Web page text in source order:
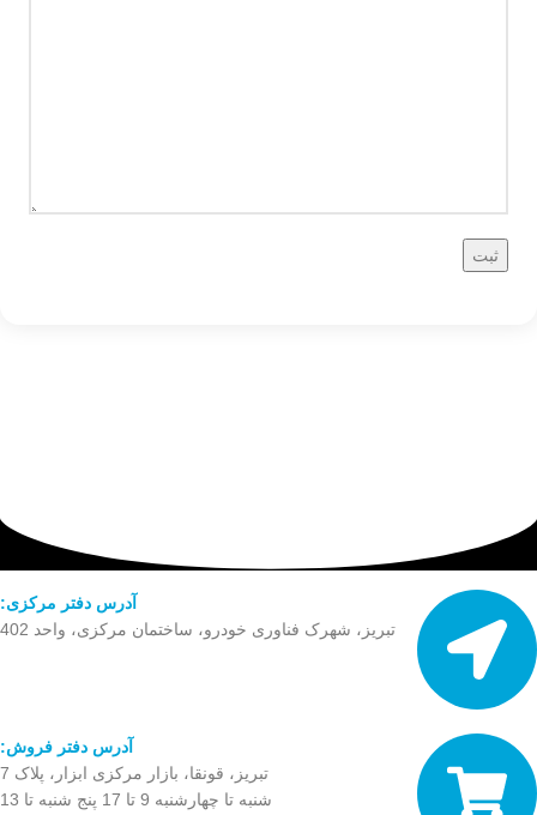
آدرس دفتر مرکزی:
تبریز، شهرک فناوری خودرو، ساختمان مرکزی، واحد 402
آدرس دفتر فروش:
تبریز، قونقا، بازار مرکزی ابزار، پلاک 7
شنبه تا چهارشنبه 9 تا 17 پنج شنبه تا 13